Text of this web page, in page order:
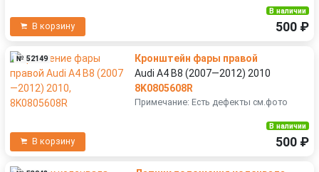
В корзину
В наличии
500 ₽
№ 52149
Кронштейн фары правой
Audi A4 B8 (2007—2012) 2010
8K0805608R
Примечание: Есть дефекты см.фото
В корзину
В наличии
500 ₽